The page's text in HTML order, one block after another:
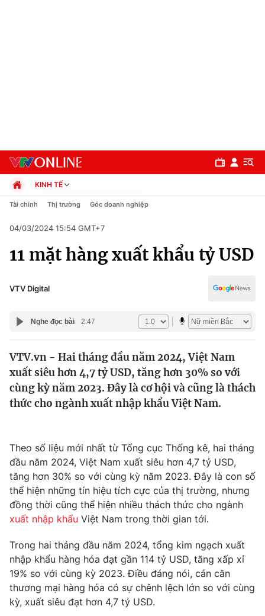
Chuyên mục
Y tế
Thế giới
Thế giới đó đây
Câu chuyện quốc tế
Kinh tế
Tài chính
Thị trường
Góc doanh nghiệp
Dữ liệu và đời sống
Truyền hình
Hậu trường
Nhân vật
Khán giả
Giải trí
Điện ảnh
Âm nhạc
Đời sống
Du lịch
KINH TẾ
Chính trị
Pháp luật
Kinh tế
Thể thao
Văn hóa - Giải trí
Đời sống
Giáo dục
Tài chính Thị trường Góc doanh nghiệp
04/03/2024 15:54 GMT+7
11 mặt hàng xuất khẩu tỷ USD
VTV Digital
Nghe đọc bài 2:47
VTV.vn - Hai tháng đầu năm 2024, Việt Nam
xuất siêu hơn 4,7 tỷ USD, tăng hơn 30% so với
cùng kỳ năm 2023. Đây là cơ hội và cũng là thách
thức cho ngành xuất nhập khẩu Việt Nam.
Theo số liệu mới nhất từ Tổng cục Thống kê, hai tháng
đầu năm 2024, Việt Nam xuất siêu hơn 4,7 tỷ USD,
tăng hơn 30% so với cùng kỳ năm 2023. Đây là con số
thể hiện những tín hiệu tích cực của thị trường, nhưng
đồng thời cũng thể hiện nhiều thách thức cho ngành
xuất nhập khẩu Việt Nam trong thời gian tới.
Trong hai tháng đầu năm 2024, tổng kim ngạch xuất
nhập khẩu hàng hóa đạt gần 114 tỷ USD, tăng xấp xỉ
19% so với cùng kỳ 2023. Điều đáng nói, cán cân
thương mại hàng hóa có sự chênh lệch lớn so với cùng
kỳ, xuất siêu đạt hơn 4,7 tỷ USD.